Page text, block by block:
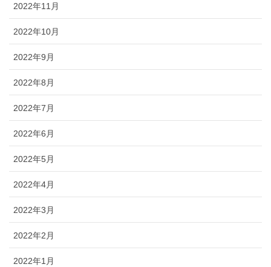
2022年11月
2022年10月
2022年9月
2022年8月
2022年7月
2022年6月
2022年5月
2022年4月
2022年3月
2022年2月
2022年1月